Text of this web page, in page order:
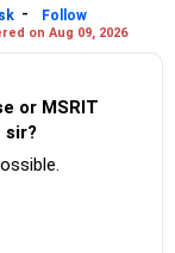
well
your regular
necessary.
-
Follow
on Aug 09, 2026
or MSRIT
sir?